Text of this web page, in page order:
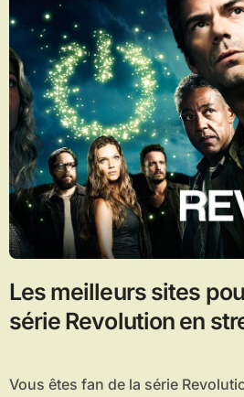
Les meilleurs sites
série Revolution en
Vous êtes fan de la série Revolution de NBC et vous